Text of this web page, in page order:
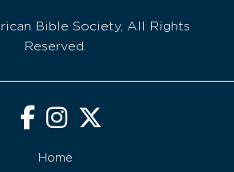
Bible Society, All Rights
Reserved.
Home